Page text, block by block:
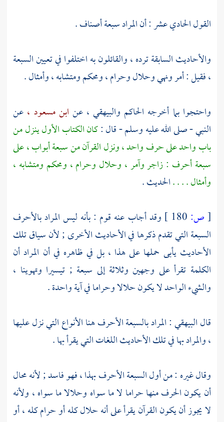
القول الحادي عشر : أن المراد سبعة أصناف .
والأحاديث السابقة ترده ، والقائلون به اختلفوا في تعيين السبعة
، فقيل : أمر ونهي وحلال وحرام ، ومحكم ومتشابه ، وأمثال .
واحتجوا بما أخرجه الحاكم والبيهقي ،عن ابن مسعود ، عن
النبي - صلى الله عليه وسلم - قال :كان الكتاب الأول ينزل من
باب واحد على حرف واحد ، ونزل القرآن من سبعة أبواب ، على
سبعة أحرف : زاجر وآمر ، وحلال وحرام ، ومحكم ومتشابه ،
وأمثال . . . .الحديث .
[ص:
وقد أجاب عنه قوم : بأنه ليس المراد بالأحرف
السبعة التي تقدم ذكرها في الأحاديث الأخرى ; لأن سياق تلك
الأحاديث يأبى حملها على هذا ، بل في ظاهره في أن المراد أن
الكلمة تقرأ على وجهين وثلاثة إلى سبعة ; تيسيرا وتهوينا ،
والشيء الواحد لا يكون حلالا وحراما في آية واحدة .
قالالبيهقي: المراد بالسبعة الأحرف هنا الأنواع التي نزل عليها
، والمراد بها في تلك الأحاديث اللغات التي يقرأ بها .
وقال غيره : من أول السبعة الأحرف بهذا ، فهو فاسد ; لأنه محال
أن يكون الحرف منها حراما لا ما سواه وحلالا ما سواه ، ولأنه
لا يجوز أن يكون القرآن يقرأ على أنه حلال كله أو حرام كله ، أو